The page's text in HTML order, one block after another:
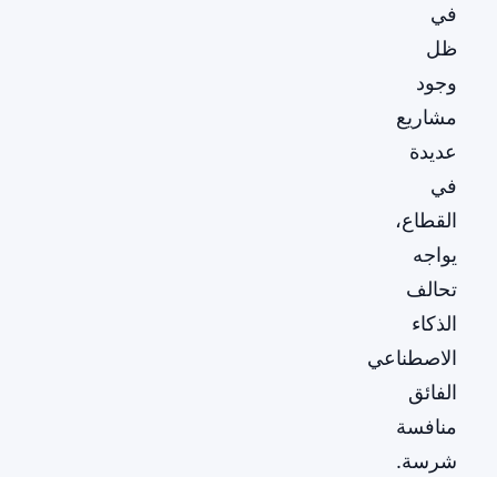
في
ظل
وجود
مشاريع
عديدة
في
القطاع،
يواجه
تحالف
الذكاء
الاصطناعي
الفائق
منافسة
شرسة.